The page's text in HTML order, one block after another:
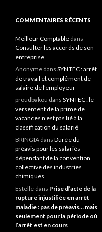
COMMENTAIRES RÉCENTS
Meilleur Comptable dans
Consulter les accords de son
entreprise
Anonyme dans SYNTEC : arrêt
de travail et complément de
salaire de l’employeur
proudbakou dans SYNTEC : le
versement de la prime de
vacances n’est pas lié à la
classification du salarié
BRINGIA dans Durée du
préavis pour les salariés
dépendant de la convention
collective des industries
chimiques
Estelle dans Prise d’acte de la
rupture injustifiée en arrêt
maladie : pas de préavis… mais
seulement pour la période où
l’arrêt est en cours